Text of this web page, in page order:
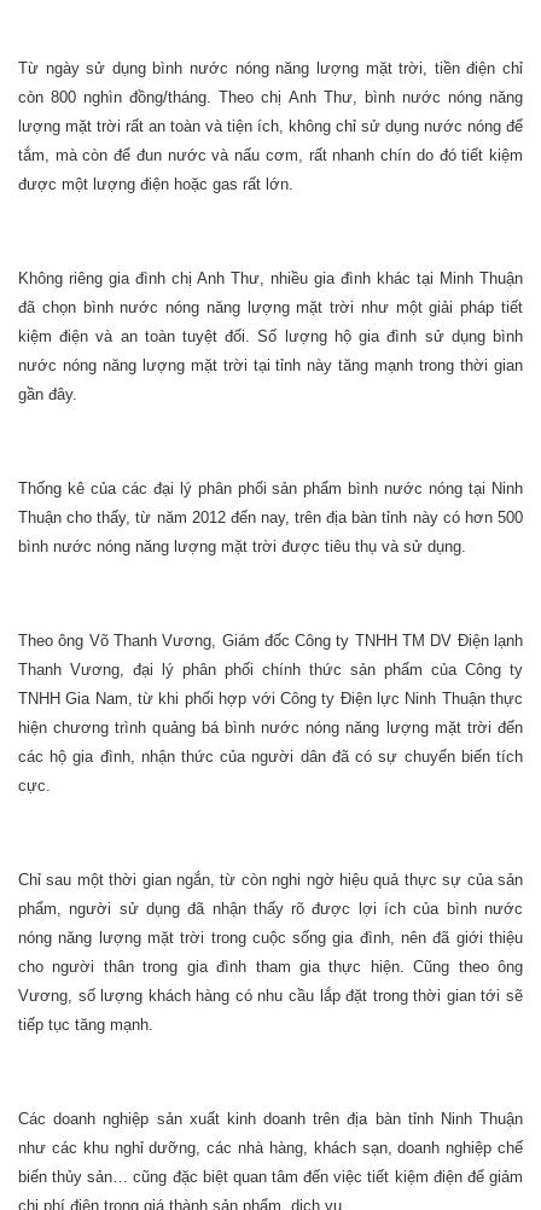
Từ ngày sử dụng bình nước nóng năng lượng mặt trời, tiền điện chỉ
còn 800 nghìn đồng/tháng. Theo chị Anh Thư, bình nước nóng năng
lượng mặt trời rất an toàn và tiện ích, không chỉ sử dụng nước nóng để
tắm, mà còn để đun nước và nấu cơm, rất nhanh chín do đó tiết kiệm
được một lượng điện hoặc gas rất lớn.
Không riêng gia đình chị Anh Thư, nhiều gia đình khác tại Minh Thuận
đã chọn bình nước nóng năng lượng mặt trời như một giải pháp tiết
kiệm điện và an toàn tuyệt đối. Số lượng hộ gia đình sử dụng bình
nước nóng năng lượng mặt trời tại tỉnh này tăng mạnh trong thời gian
gần đây.
Thống kê của các đại lý phân phối sản phẩm bình nước nóng tại Ninh
Thuận cho thấy, từ năm 2012 đến nay, trên địa bàn tỉnh này có hơn 500
bình nước nóng năng lượng mặt trời được tiêu thụ và sử dụng.
Theo ông Võ Thanh Vương, Giám đốc Công ty TNHH TM DV Điện lạnh
Thanh Vương, đại lý phân phối chính thức sản phẩm của Công ty
TNHH Gia Nam, từ khi phối hợp với Công ty Điện lực Ninh Thuận thực
hiện chương trình quảng bá bình nước nóng năng lượng mặt trời đến
các hộ gia đình, nhận thức của người dân đã có sự chuyển biến tích
cực.
Chỉ sau một thời gian ngắn, từ còn nghi ngờ hiệu quả thực sự của sản
phẩm, người sử dụng đã nhận thấy rõ được lợi ích của bình nước
nóng năng lượng mặt trời trong cuộc sống gia đình, nên đã giới thiệu
cho người thân trong gia đình tham gia thực hiện. Cũng theo ông
Vương, số lượng khách hàng có nhu cầu lắp đặt trong thời gian tới sẽ
tiếp tục tăng mạnh.
Các doanh nghiệp sản xuất kinh doanh trên địa bàn tỉnh Ninh Thuận
như các khu nghỉ dưỡng, các nhà hàng, khách sạn, doanh nghiệp chế
biến thủy sản… cũng đặc biệt quan tâm đến việc tiết kiệm điện để giảm
chi phí điện trong giá thành sản phẩm, dịch vụ.